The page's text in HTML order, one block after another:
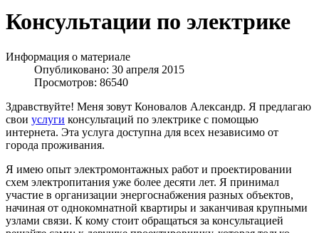
Консультации по электрике
Информация о материале
Опубликовано: 30 апреля 2015
Просмотров: 86540
Здравствуйте! Меня зовут Коновалов Александр. Я предлагаю
свои услуги консультаций по электрике с помощью
интернета. Эта услуга доступна для всех независимо от
города проживания.
Я имею опыт электромонтажных работ и проектировании
схем электропитания уже более десяти лет. Я принимал
участие в организации энергоснабжения разных объектов,
начиная от однокомнатной квартиры и заканчивая крупными
узлами связи. К кому стоит обращаться за консультацией